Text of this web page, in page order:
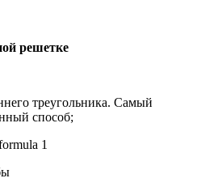
решетке
треугольника. Самый
способ;